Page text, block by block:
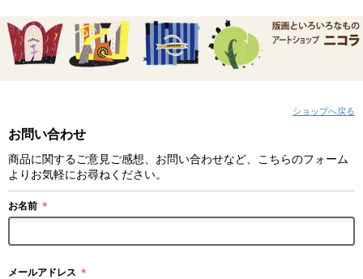
ショップへ戻る
お問い合わせ
商品に関するご意見ご感想、お問い合わせなど、こちらのフォーム
よりお気軽にお尋ねください。
お名前 ＊
メールアドレス ＊